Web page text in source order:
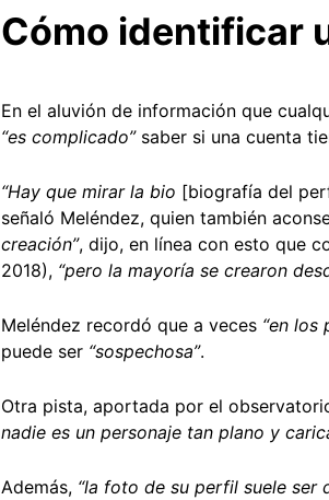
Cómo identificar
En el aluvión de información que
“es complicado”saber si una cuenta
“Hay que mirar la bio [biografía del
señaló Meléndez, quien también
creación”, dijo, en línea con esto que
2018), “pero la mayoría se crearon
Meléndez recordó que a veces “en los
puede ser “sospechosa”.
Otra pista, aportada por el
nadie es un personaje tan plano y
Además, “la foto de su perfil suele ser